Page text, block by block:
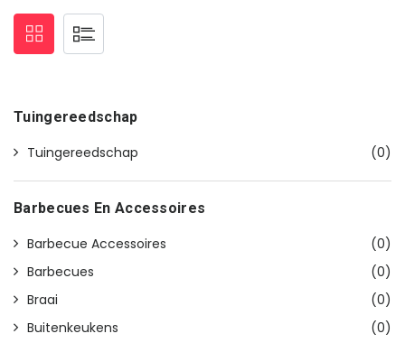
Tuingereedschap
Tuingereedschap (0)
Barbecues En Accessoires
Barbecue Accessoires
(0)
Barbecues
(0)
Braai
(0)
Buitenkeukens
(0)